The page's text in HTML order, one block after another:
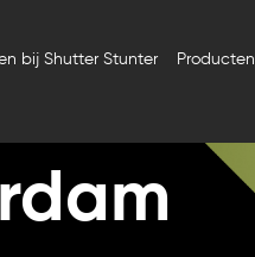
bij Shutter Stunter Producten